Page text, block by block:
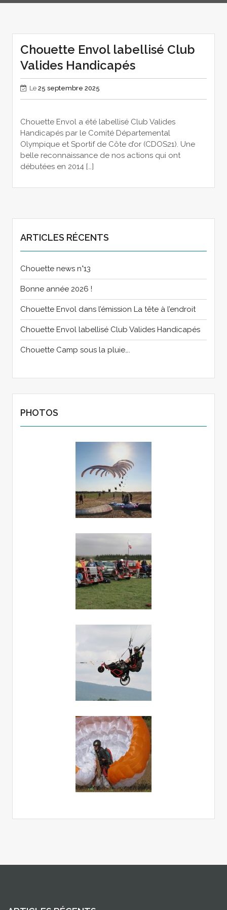
Chouette Envol labellisé Club
Valides Handicapés
Le 25 septembre 2025
Chouette Envol a été labellisé Club Valides
Handicapés par le Comité Départemental
Olympique et Sportif de Côte d’or (CDOS21). Une
belle reconnaissance de nos actions qui ont
débutées en 2014 […]
ARTICLES RÉCENTS
Chouette news n°13
Bonne année 2026 !
Chouette Envol dans l’émission La tête à l’endroit
Chouette Envol labellisé Club Valides Handicapés
Chouette Camp sous la pluie….
PHOTOS